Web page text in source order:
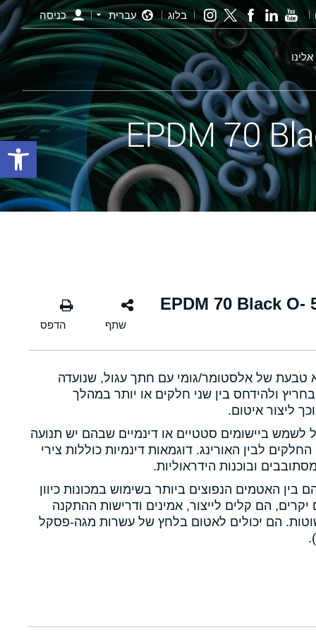
בלוג עברית כניסה
אורינג שחור - 312.00×5.00 EPDM 70 Black O-
טבעת של אלסטומר/גומי עם חתך עגול, שנועדה
ולהידחס בין שני חלקים או יותר במהלך
ליצור איטום.
לשמש ביישומים סטטיים או דינמיים שבהם יש תנועה
החלקים לבין האורינג. דוגמאות דינמיות כוללות צירי
ובוכנות הידראוליות.
בין האטמים הנפוצים ביותר בשימוש במכונות כיוון
הם קלים לייצור, אמינים ודרישות ההתקנה
הם יכולים לאטום בלחץ של עשרות מגה-פסקל
פתח